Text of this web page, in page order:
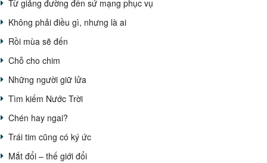
Từ giảng đường đến sứ mạng phục vụ
Không phải điều gì, nhưng là ai
Rồi mùa sẽ đến
Chỗ cho chim
Những người giữ lửa
Tìm kiếm Nước Trời
Chén hay ngai?
Trái tim cũng có ký ức
Mắt đổi – thế giới đổi